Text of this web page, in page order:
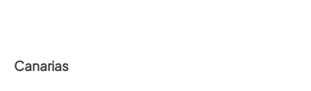
Canarias